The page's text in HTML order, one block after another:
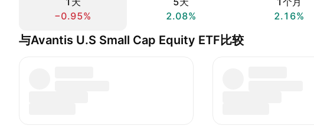
−0.95%
2.08%
2.16%
与Avantis U.S Small Cap Equity ETF比较